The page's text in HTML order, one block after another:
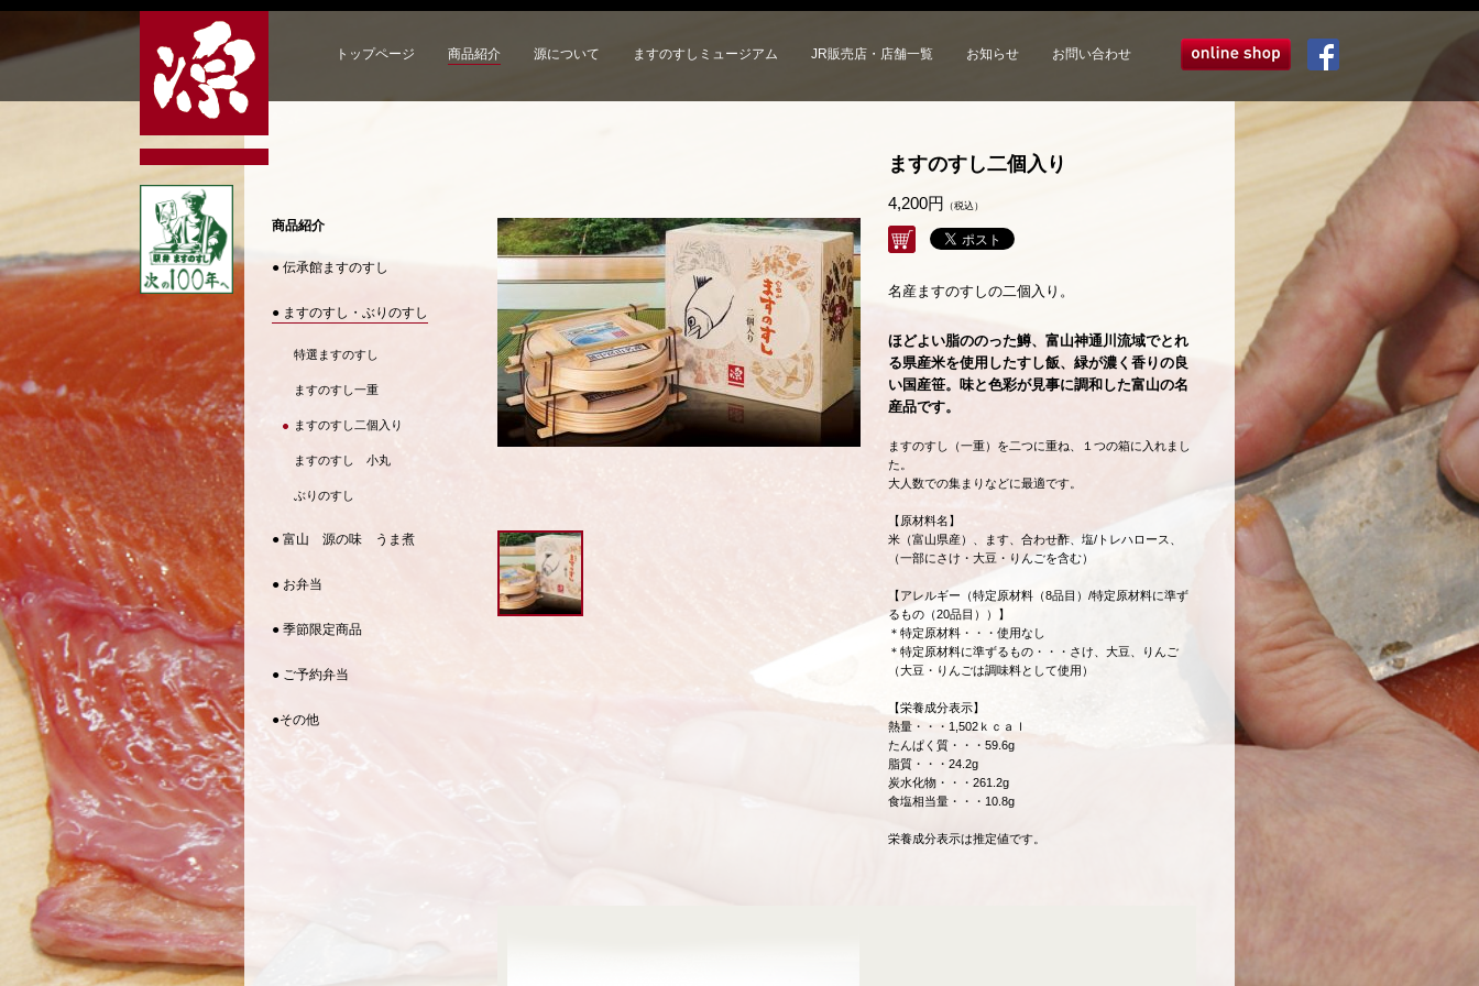
トップページ 商品紹介 源について ますのすしミュージアム JR販売店・店舗一覧 お知らせ お問い合わせ オンラインショップ
ますのすし二個入り
4,200円 （税込）
購入
名産ますのすしの二個入り。
ほどよい脂ののった鱒、富山神通川流域でとれ
る県産米を使用したすし飯、緑が濃く香りの良
い国産笹。味と色彩が見事に調和した富山の名
産品です。
ますのすし（一重）を二つに重ね、１つの箱に入れまし
た。
大人数での集まりなどに最適です。
【原材料名】
米（富山県産）、ます、合わせ酢、塩/トレハロース、
（一部にさけ・大豆・りんごを含む）
【アレルギー（特定原材料（8品目）/特定原材料に準ず
るもの（20品目））】
＊特定原材料・・・使用なし
＊特定原材料に準ずるもの・・・さけ、大豆、りんご
（大豆・りんごは調味料として使用）
【栄養成分表示】
熱量・・・1,502ｋｃａｌ
たんぱく質・・・59.6g
脂質・・・24.2g
炭水化物・・・261.2g
食塩相当量・・・10.8g
栄養成分表示は推定値です。
商品紹介
● 伝承館ますのすし
● ますのすし・ぶりのすし
特選ますのすし
ますのすし一重
ますのすし二個入り
ますのすし 小丸
ぶりのすし
● 富山 源の味 うま煮
● お弁当
● 季節限定商品
● ご予約弁当
●その他